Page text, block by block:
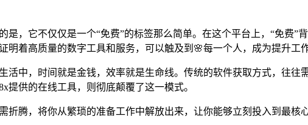
，它不仅仅是一个“免费”的标签那么简单。在这个平台上，“免费”
明着高质量的数字工具和服务，可以触及到🌸每一个人，成为提升工
活中，时间就是金钱，效率就是生命线。传统的软件获取方式，往
提供的在线工具，则彻底颠覆了这一模式。
腾，将你从繁琐的准备工作中解放出来，让你能够立刻投入到最核